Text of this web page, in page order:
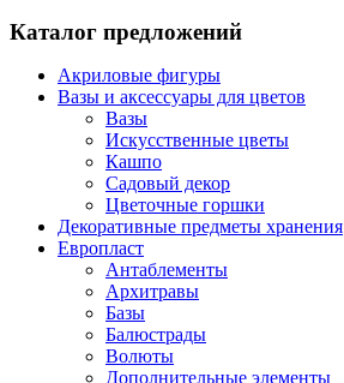
Каталог предложений
Акриловые фигуры
Вазы и аксессуары для цветов
Вазы
Искусственные цветы
Кашпо
Садовый декор
Цветочные горшки
Декоративные предметы хранения
Европласт
Антаблементы
Архитравы
Базы
Балюстрады
Волюты
Дополнительные элементы